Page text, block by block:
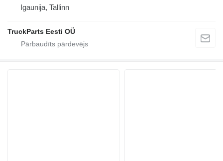
Igaunija, Tallinn
TruckParts Eesti OÜ